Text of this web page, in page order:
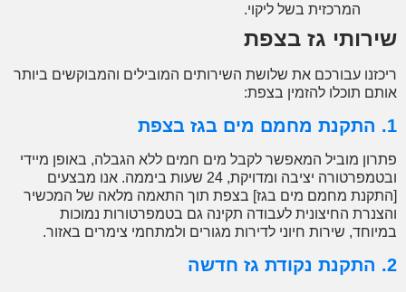
המרכזית בשל ליקוי.
גז בצפת
עבורכם את שלושת השירותים המובילים והמבוקשים ביותר
תוכלו להזמין בצפת:
מוביל המאפשר לקבל מים חמים ללא הגבלה, באופן מיידי
ובטמפרטורה יציבה ומדויקת, 24 שעות ביממה. אנו מבצעים
מחמם מים בגז] בצפת תוך התאמה מלאה של המכשיר
החיצונית לעבודה תקינה גם בטמפרטורות נמוכות
שירות חיוני לדירות מגורים ולמתחמי צימרים באזור.